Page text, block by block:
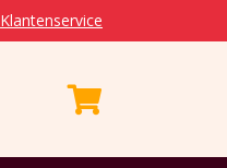
Klantenservice